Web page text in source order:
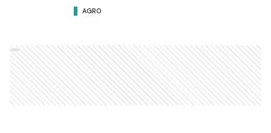
AGRO
Ads